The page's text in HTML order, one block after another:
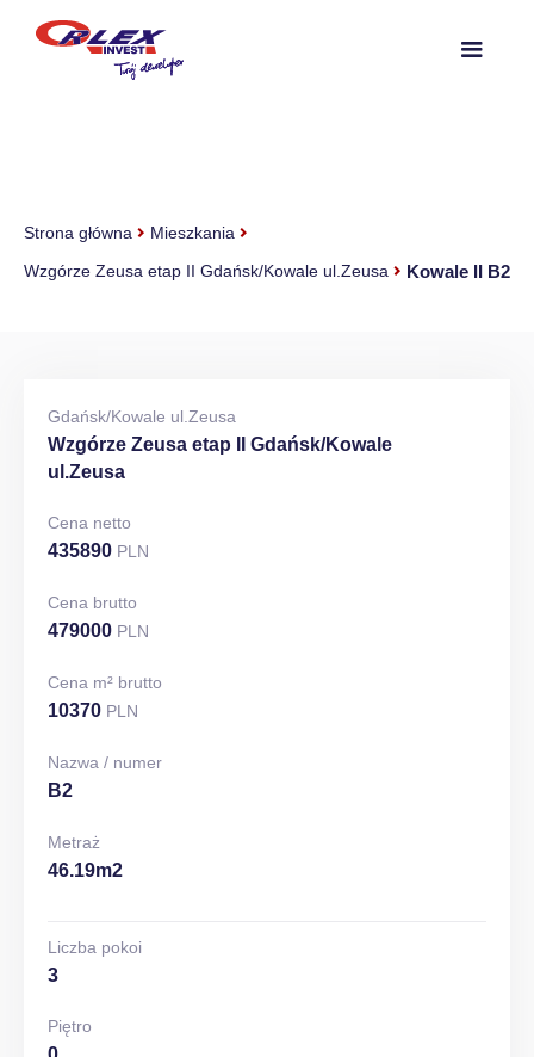
Strona główna
Mieszkania
Wzgórze Zeusa etap II Gdańsk/Kowale ul.Zeusa
Kowale II B2
Gdańsk/Kowale ul.Zeusa
Wzgórze Zeusa etap II Gdańsk/Kowale
ul.Zeusa
Cena netto
435890 PLN
Cena brutto
479000 PLN
Cena m² brutto
10370 PLN
Nazwa / numer
B2
Metraż
46.19m2
Liczba pokoi
3
Piętro